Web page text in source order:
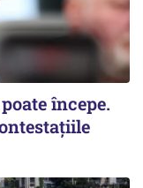
începe.